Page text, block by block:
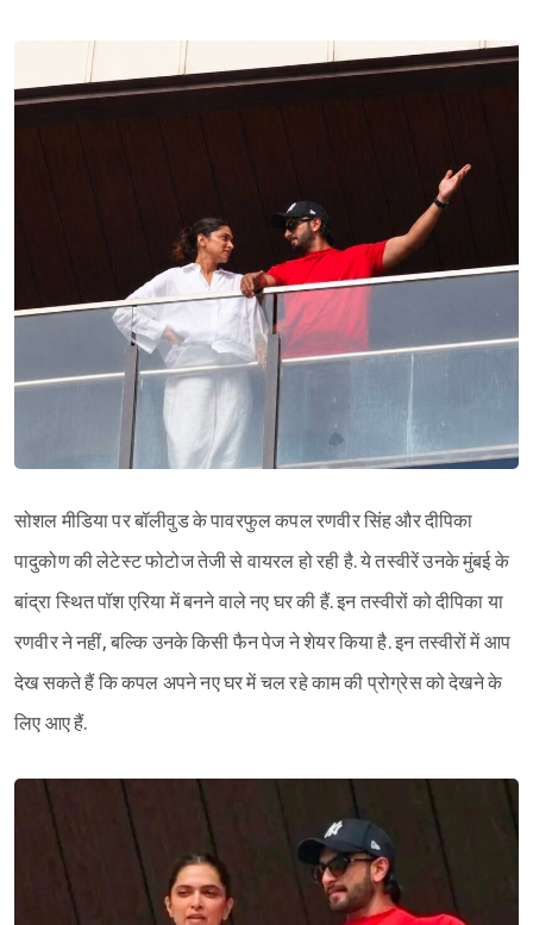
सोशल मीडिया पर बॉलीवुड के पावरफुल कपल रणवीर सिंह और दीपिका
पादुकोण की लेटेस्ट फोटोज तेजी से वायरल हो रही है. ये तस्वीरें उनके मुंबई के
बांद्रा स्थित पॉश एरिया में बनने वाले नए घर की हैं. इन तस्वीरों को दीपिका या
रणवीर ने नहीं, बल्कि उनके किसी फैन पेज ने शेयर किया है. इन तस्वीरों में आप
देख सकते हैं कि कपल अपने नए घर में चल रहे काम की प्रोग्रेस को देखने के
लिए आए हैं.